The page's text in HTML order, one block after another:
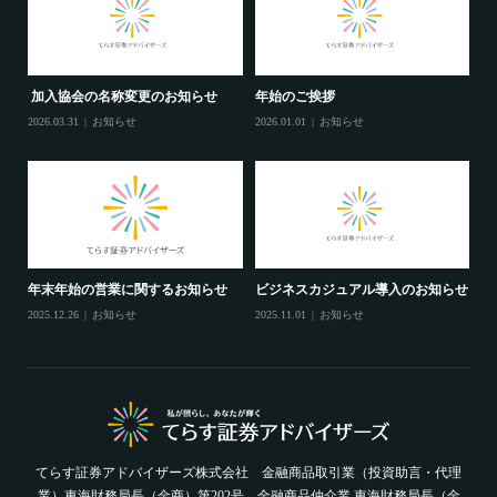
加入協会の名称変更のお知らせ
2026.03.31 お知らせ
年始のご挨拶
2026.01.01 お知らせ
年末年始の営業に関するお知らせ
2025.12.26 お知らせ
ビジネスカジュアル導入のお知らせ
2025.11.01 お知らせ
てらす証券アドバイザーズ株式会社 金融商品取引業（投資助言・代理